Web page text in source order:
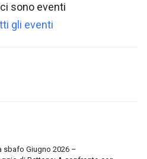
sono eventi
gli eventi
sbafo Giugno 2026 –